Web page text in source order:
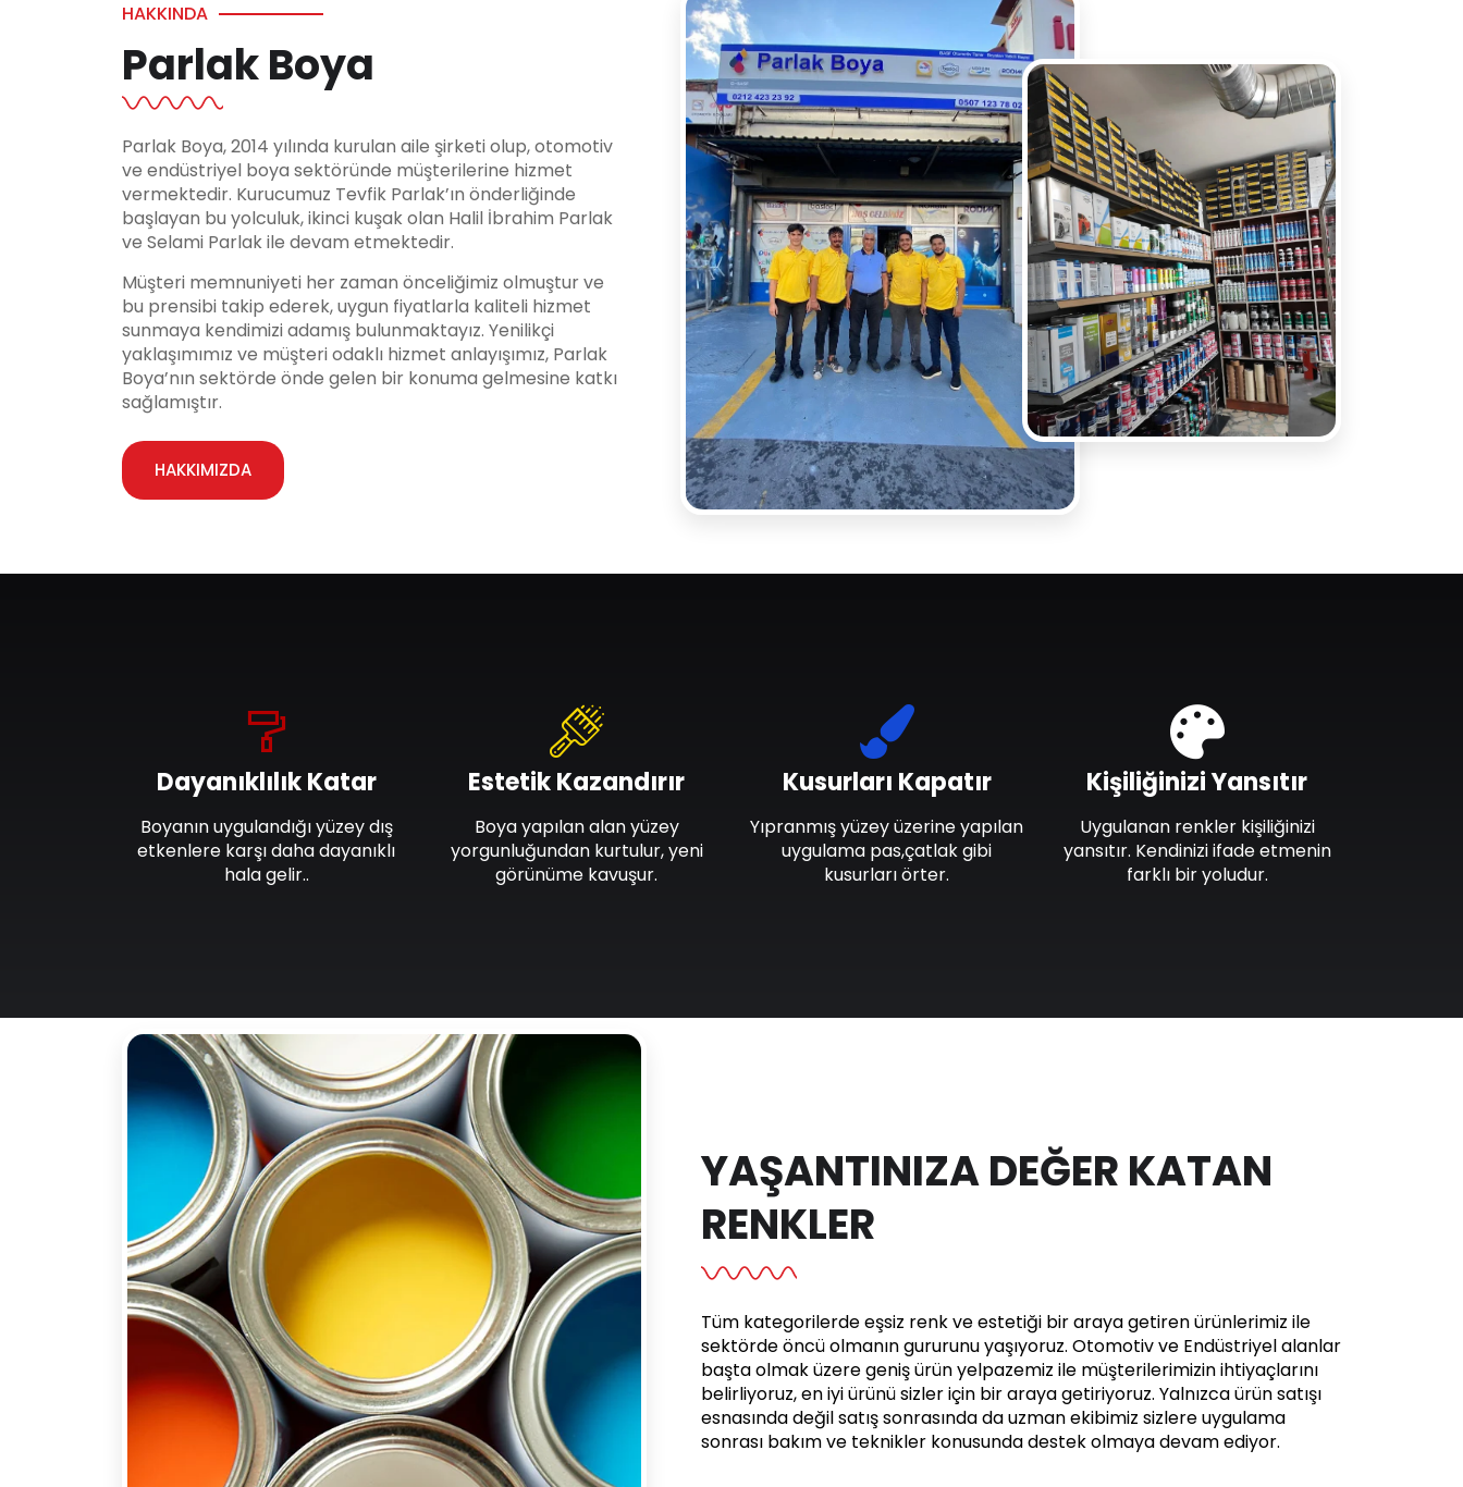
HAKKINDA
Parlak Boya
Parlak Boya, 2014 yılında kurulan aile şirketi olup, otomotiv
ve endüstriyel boya sektöründe müşterilerine hizmet
vermektedir. Kurucumuz Tevfik Parlak’ın önderliğinde
başlayan bu yolculuk, ikinci kuşak olan Halil İbrahim Parlak
ve Selami Parlak ile devam etmektedir.
Müşteri memnuniyeti her zaman önceliğimiz olmuştur ve
bu prensibi takip ederek, uygun fiyatlarla kaliteli hizmet
sunmaya kendimizi adamış bulunmaktayız. Yenilikçi
yaklaşımımız ve müşteri odaklı hizmet anlayışımız, Parlak
Boya’nın sektörde önde gelen bir konuma gelmesine katkı
sağlamıştır.
HAKKIMIZDA
Dayanıklılık Katar
Boyanın uygulandığı yüzey dış
etkenlere karşı daha dayanıklı
hala gelir..
Estetik Kazandırır
Boya yapılan alan yüzey
yorgunluğundan kurtulur, yeni
görünüme kavuşur.
Kusurları Kapatır
Yıpranmış yüzey üzerine yapılan
uygulama pas,çatlak gibi
kusurları örter.
Kişiliğinizi Yansıtır
Uygulanan renkler kişiliğinizi
yansıtır. Kendinizi ifade etmenin
farklı bir yoludur.
YAŞANTINIZA DEĞER KATAN
RENKLER
Tüm kategorilerde eşsiz renk ve estetiği bir araya getiren ürünlerimiz ile
sektörde öncü olmanın gururunu yaşıyoruz. Otomotiv ve Endüstriyel alanlar
başta olmak üzere geniş ürün yelpazemiz ile müşterilerimizin ihtiyaçlarını
belirliyoruz, en iyi ürünü sizler için bir araya getiriyoruz. Yalnızca ürün satışı
esnasında değil satış sonrasında da uzman ekibimiz sizlere uygulama
sonrası bakım ve teknikler konusunda destek olmaya devam ediyor.